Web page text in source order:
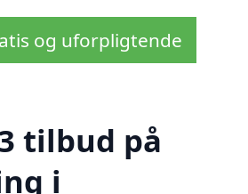
og uforpligtende
tilbud på
i